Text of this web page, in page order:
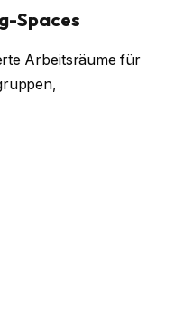
Spaces
Arbeitsräume für